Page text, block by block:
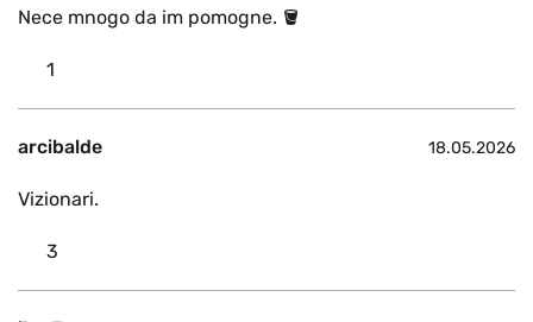
Nece mnogo da im pomogne. 🪣
1
arcibalde 18.05.2026
Vizionari.
3